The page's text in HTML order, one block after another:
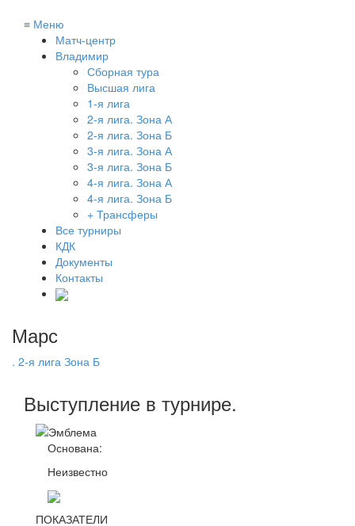
≡ Меню
Матч-центр
Владимир
Сборная тура
Высшая лига
1-я лига
2-я лига. Зона А
2-я лига. Зона Б
3-я лига. Зона А
3-я лига. Зона Б
4-я лига. Зона А
4-я лига. Зона Б
+ Трансферы
Все турниры
КДК
Документы
Контакты
Марс
. 2-я лига Зона Б
Выступление в турнире.
Основана:
Неизвестно
ПОКАЗАТЕЛИ